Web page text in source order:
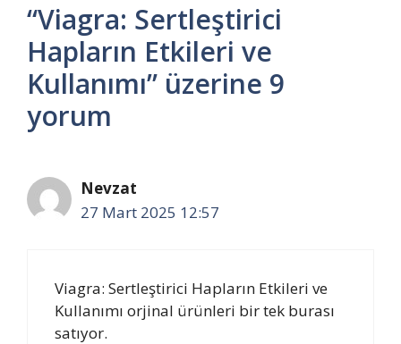
“Viagra: Sertleştirici
Hapların Etkileri ve
Kullanımı” üzerine 9
yorum
Nevzat
27 Mart 2025 12:57
Viagra: Sertleştirici Hapların Etkileri ve
Kullanımı orjinal ürünleri bir tek burası
satıyor.